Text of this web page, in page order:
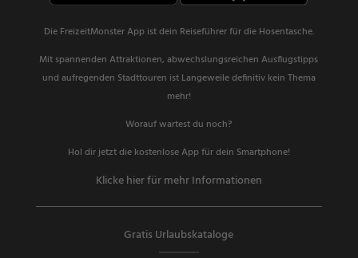
Die FreizeitMonster App ist dein Reiseführer für die Hosentasche.
Mit spannenden Attraktionen, abwechslungsreichen Ausflugstipps
und aufregenden Stadttouren ist Langeweile definitiv kein Thema
mehr!
Worauf wartest du noch?
Hol dir jetzt die kostenlose App für dein Smartphone!
Klicke hier für mehr Informationen
Gratis Urlaubskataloge